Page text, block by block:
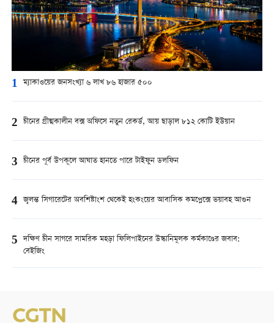
1 ম্যাকাওয়ের জনসংখ্যা ৬ লাখ ৮৬ হাজার ৫০০
2 চীনের গ্রীষ্মকালীন বক্স অফিসে নতুন রেকর্ড, আয় ছাড়াল ৮১২ কোটি ইউয়ান
3 চীনের পূর্ব উপকূলে আঘাত হানতে পারে টাইফুন ডলফিন
4 জ্বলন্ত সিগারেটের অবশিষ্টাংশ থেকেই হংকংয়ের আবাসিক কমপ্লেক্সে ভয়াবহ আগুন
5 দক্ষিণ চীন সাগরে সামরিক মহড়া ফিলিপাইনের উস্কানিমূলক কর্মকাণ্ডের জবাব:
বেইজিং